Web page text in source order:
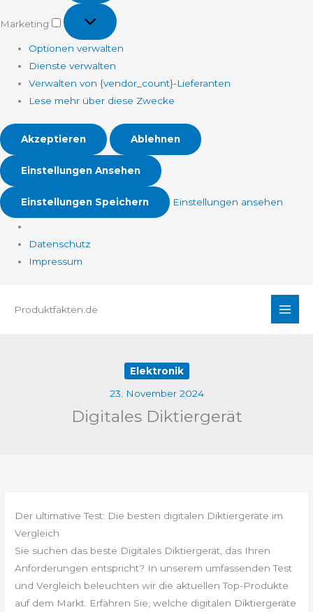
Marketing
Marketing
Optionen verwalten
Dienste verwalten
Verwalten von {vendor_count}-Lieferanten
Lese mehr über diese Zwecke
Akzeptieren Ablehnen
Einstellungen Ansehen
Einstellungen Speichern Einstellungen ansehen
Datenschutz
Impressum
InhaltProduktfakten.de
Elektronik
23. November 2024
Digitales Diktiergerät
Der ultimative Test: Die besten digitalen Diktiergeräte im
Vergleich
Sie suchen das beste Digitales Diktiergerät, das Ihren
Anforderungen entspricht? In unserem umfassenden Test
und Vergleich beleuchten wir die aktuellen Top-Produkte
auf dem Markt. Erfahren Sie, welche digitalen Diktiergeräte